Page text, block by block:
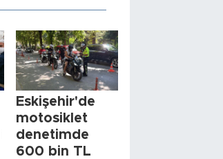
Eskişehir'de
motosiklet
denetimde
600 bin TL